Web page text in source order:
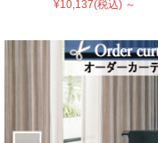
¥10,137(税込) ～